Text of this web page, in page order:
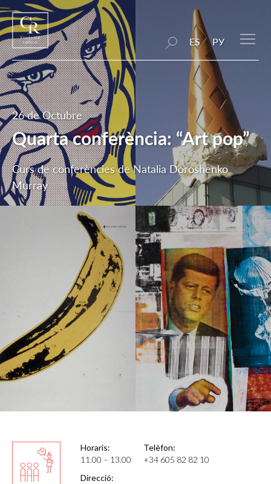
ES РУ
26 de Octubre
Quarta conferència: “Art pop”
Curs de conferències de Natalia Doroshenko
Murray
Horaris:
11.00 – 13.00
Telèfon:
+34 605 82 82 10
Direcció: